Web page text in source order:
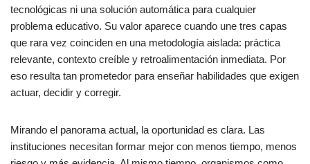
tecnológicas ni una solución automática para cualquier
problema educativo. Su valor aparece cuando une tres capas
que rara vez coinciden en una metodología aislada: práctica
relevante, contexto creíble y retroalimentación inmediata. Por
eso resulta tan prometedor para enseñar habilidades que exigen
actuar, decidir y corregir.
Mirando el panorama actual, la oportunidad es clara. Las
instituciones necesitan formar mejor con menos tiempo, menos